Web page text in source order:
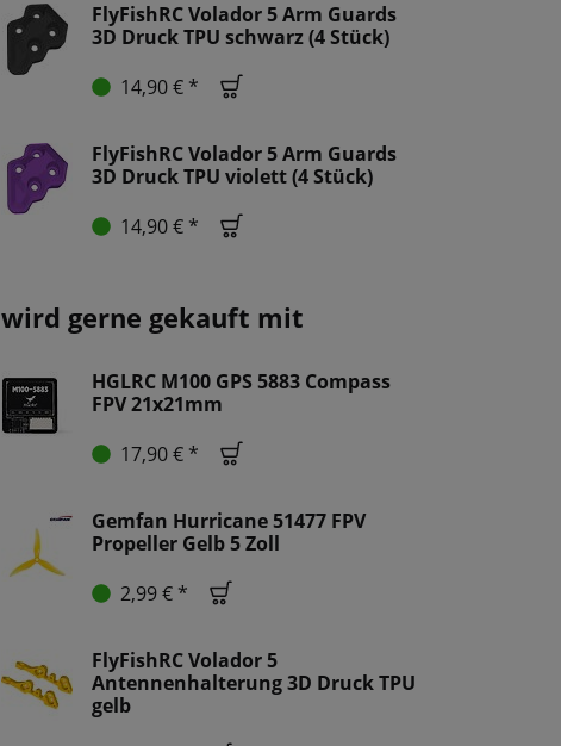
FlyFishRC Volador 5 Arm Guards
3D Druck TPU schwarz (4 Stück)
14,90 € *
FlyFishRC Volador 5 Arm Guards
3D Druck TPU violett (4 Stück)
14,90 € *
wird gerne gekauft mit
HGLRC M100 GPS 5883 Compass
FPV 21x21mm
17,90 € *
Gemfan Hurricane 51477 FPV
Propeller Gelb 5 Zoll
2,99 € *
FlyFishRC Volador 5
Antennenhalterung 3D Druck TPU
gelb